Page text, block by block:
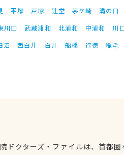
平塚 戸塚 辻堂 茅ケ崎
溝の口
川口 武蔵浦和 北浦和 中浦和
川
沼 西白井 白井 船橋 行徳 稲毛
ドクターズ・ファイルは、首都